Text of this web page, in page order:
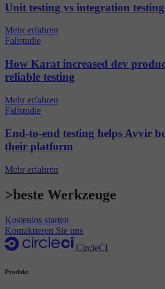
Unit testing vs integration testing
Mehr erfahren
Fallstudie
How Karat increased dev
reliable testing
Mehr erfahren
Fallstudie
End-to-end testing helps Avvir
their platform
Mehr erfahren
>beste Werkzeuge
Kostenlos starten
Kontaktieren Sie uns
CircleCI
Produkt